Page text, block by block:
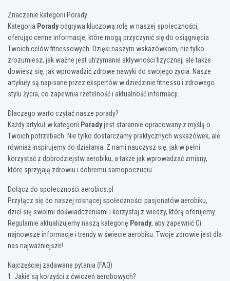
Znaczenie kategorii Porady
Kategoria Poradyodgrywa kluczową rolę w naszej społeczności,
oferując cenne informacje, które mogą przyczynić się do osiągnięcia
Twoich celów fitnessowych. Dzięki naszym wskazówkom, nie tylko
zrozumiesz, jak ważne jest utrzymanie aktywności fizycznej, ale także
dowiesz się, jak wprowadzić zdrowe nawyki do swojego życia. Nasze
artykuły są napisane przez ekspertów w dziedzinie fitnessu i zdrowego
stylu życia, co zapewnia rzetelność i aktualność informacji.
Dlaczego warto czytać nasze porady?
Każdy artykuł w kategorii Poradyjest starannie opracowany z myślą o
Twoich potrzebach. Nie tylko dostarczamy praktycznych wskazówek, ale
również inspirujemy do działania. Z nami nauczysz się, jak w pełni
korzystać z dobrodziejstw aerobiku, a także jak wprowadzać zmiany,
które sprzyjają zdrowiu i dobremu samopoczuciu.
Dołącz do społeczności aerobics.pl
Przyłącz się do naszej rosnącej społeczności pasjonatów aerobiku,
dziel się swoimi doświadczeniami i korzystaj z wiedzy, którą oferujemy.
Regularnie aktualizujemy naszą kategorię Porady, aby zapewnić Ci
najnowsze informacje i trendy w świecie aerobiku. Twoje zdrowie jest dla
nas najważniejsze!
Najczęściej zadawane pytania (FAQ)
1. Jakie są korzyści z ćwiczeń aerobowych?